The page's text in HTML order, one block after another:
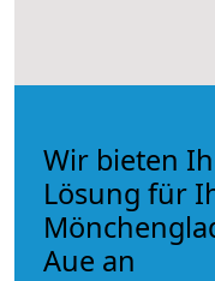
Wir bieten
Lösung für
Aue an